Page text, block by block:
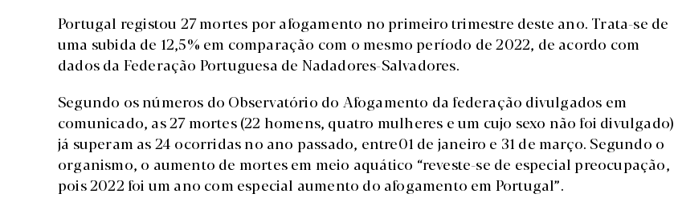
Portugal registou 27 mortes por afogamento no primeiro trimestre deste ano. Trata-se de
uma subida de 12,5% em comparação com o mesmo período de 2022, de acordo com
dados da Federação Portuguesa de Nadadores-Salvadores.
Segundo os números do Observatório do Afogamento da federação divulgados em
comunicado, as 27 mortes (22 homens, quatro mulheres e um cujo sexo não foi divulgado)
já superam as 24 ocorridas no ano passado, entre01 de janeiro e 31 de março. Segundo o
organismo, o aumento de mortes em meio aquático “reveste-se de especial preocupação,
pois 2022 foi um ano com especial aumento do afogamento em Portugal”.